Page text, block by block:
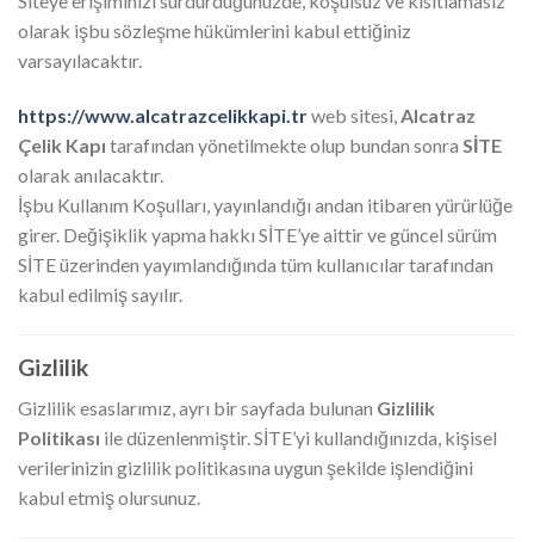
olarak işbu sözleşme hükümlerini kabul ettiğiniz
varsayılacaktır.
https://www.alcatrazcelikkapi.trweb sitesi,Alcatraz
Çelik Kapı tarafından yönetilmekte olup bundan sonra SİTE
olarak anılacaktır.
İşbu Kullanım Koşulları, yayınlandığı andan itibaren yürürlüğe
girer. Değişiklik yapma hakkı SİTE’ye aittir ve güncel sürüm
SİTE üzerinden yayımlandığında tüm kullanıcılar tarafından
kabul edilmiş sayılır.
Gizlilik
Gizlilik esaslarımız, ayrı bir sayfada bulunan Gizlilik
Politikası ile düzenlenmiştir. SİTE’yi kullandığınızda, kişisel
verilerinizin gizlilik politikasına uygun şekilde işlendiğini
kabul etmiş olursunuz.